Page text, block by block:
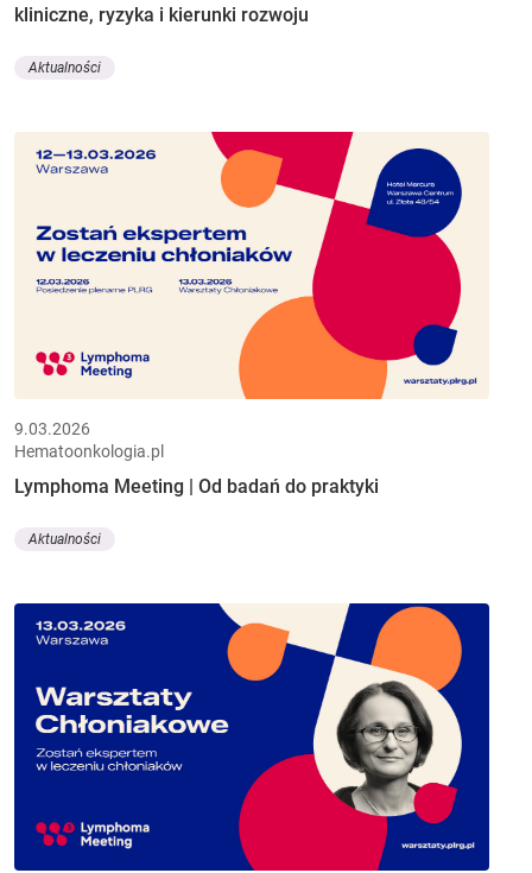
kliniczne, ryzyka i kierunki rozwoju
Aktualności
9.03.2026
Hematoonkologia.pl
Lymphoma Meeting | Od badań do praktyki
Aktualności